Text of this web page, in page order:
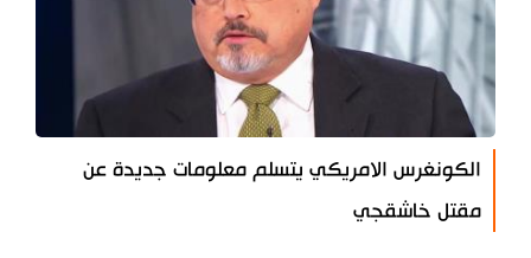
الكونغرس الامريكي يتسلم معلومات جديدة عن
مقتل خاشقجي